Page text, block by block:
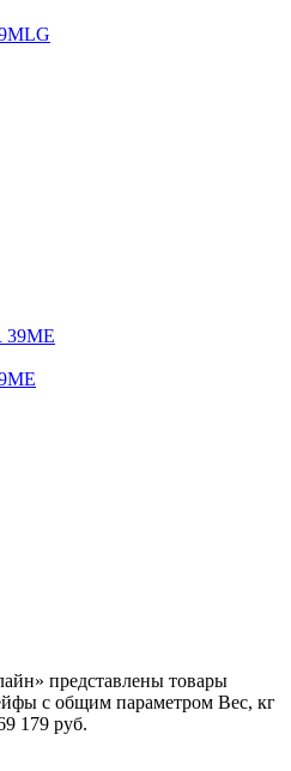
представлены товары
с общим параметром Вес, кг
179 руб.